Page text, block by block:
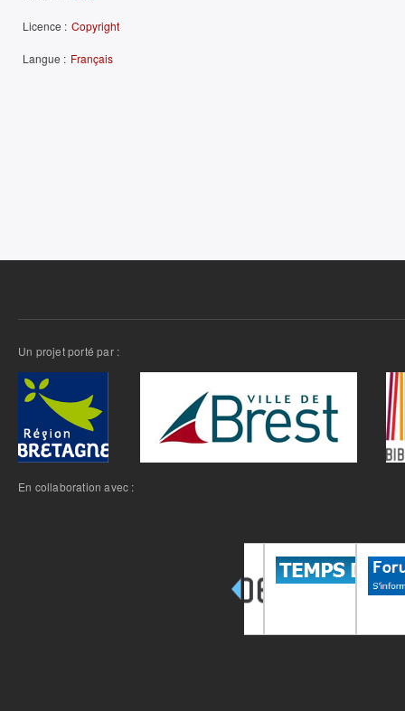
Licence : Copyright
Langue : Français
Un projet porté par :
En collaboration avec :